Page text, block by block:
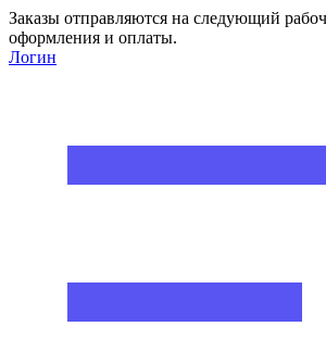
Заказы отправляются на следующий
оформления и оплаты.
Логин